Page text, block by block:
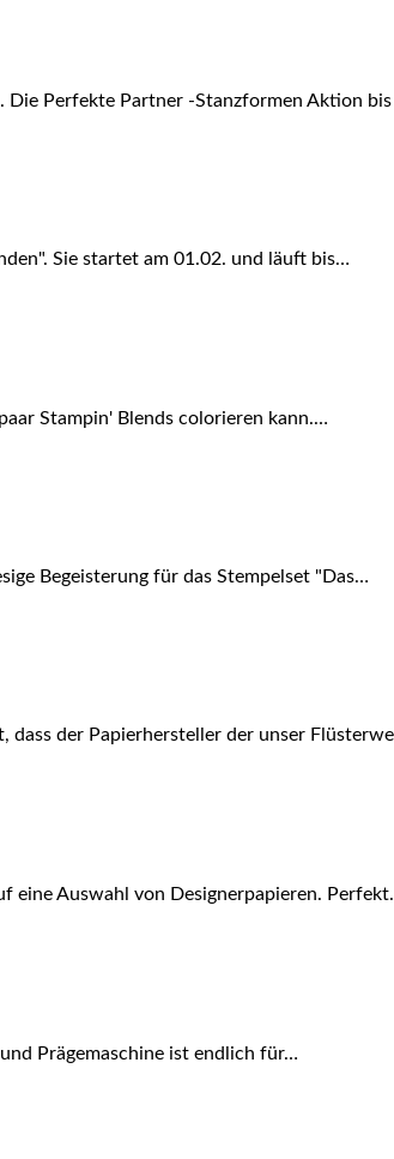
Die Perfekte Partner -Stanzformen Aktion
Sie startet am 01.02. und läuft bis…
Stampin' Blends colorieren kann.…
Begeisterung für das Stempelset "Das…
der Papierhersteller der unser
eine Auswahl von Designerpapieren.
Prägemaschine ist endlich für…